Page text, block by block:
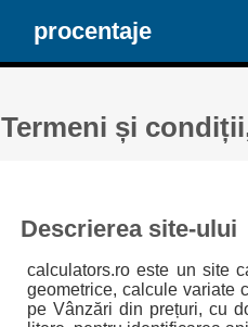
procentaje
Termeni și
Descrierea site-ului
calculators.ro este un site
geometrice, calcule variate
pe Vânzări din prețuri, cu